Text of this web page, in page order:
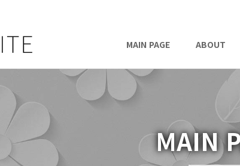
MAIN PAGE ABOUT
MAIN